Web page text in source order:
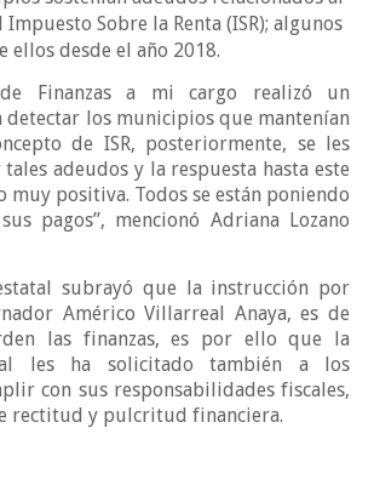
Sobre la Renta (ISR); algunos
ellos desde el año 2018.
de Finanzas a mi cargo realizó un
detectar los municipios que mantenían
de ISR, posteriormente, se les
adeudos y la respuesta hasta este
muy positiva. Todos se están poniendo
pagos”, mencionó Adriana Lozano
subrayó que la instrucción por
Américo Villarreal Anaya, es de
las finanzas, es por ello que la
les ha solicitado también a los
con sus responsabilidades fiscales,
rectitud y pulcritud financiera.